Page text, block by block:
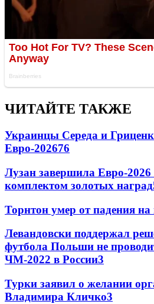
ЧИТАЙТЕ ТАКЖЕ
Украинцы Середа и
Евро-202676
Лузан завершила Евро-
комплектом золотых наград
Торнтон умер от падения на
Левандовски поддержал
футбола Польши не
ЧМ-2022 в России3
Турки заявил о желании
Владимира Кличко3